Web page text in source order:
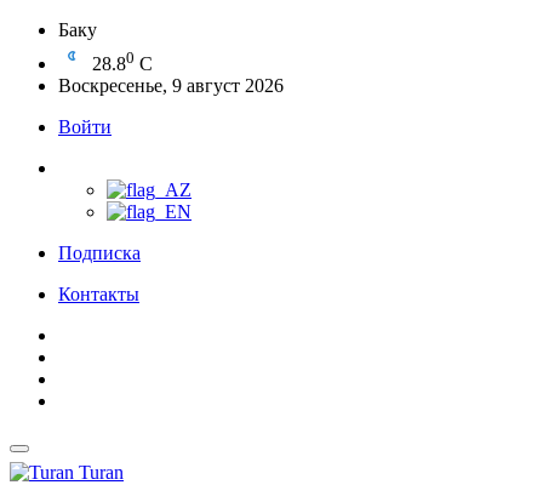
Баку
28.80 C
Воскресенье, 9 август 2026
Войти
Подписка
Контакты
Turan